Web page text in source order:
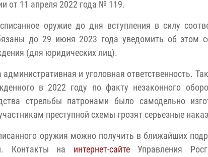
от 11 апреля 2022 года № 119.
оружие до дня вступления в силу
до 29 июня 2023 года уведомить об этом
(для юридических лиц).
и уголовная ответственность.
в 2022 году по факту незаконного
стрельбы патронами было самодельно
преступной схемы грозят серьезные
оружия можно получить в ближайших
Контакты на интернет-сайтеУправления